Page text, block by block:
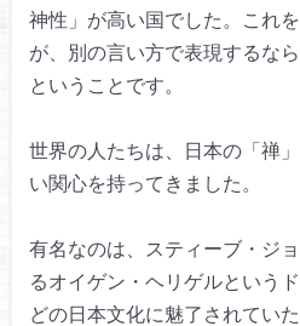
神性」が高い国でした。
これ
が、
別の言い方で表現するなら
ということです。
世界の人たちは、 日本の「禅
い関心を持ってきました。
有名なのは、スティーブ・ジ
るオイゲン・ヘリゲルという
どの日本文化に魅了されていた